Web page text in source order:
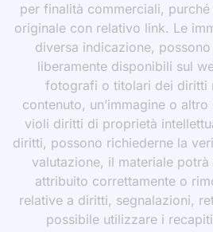
per finalità commerciali,
originale con relativo link. Le
diversa indicazione,
liberamente disponibili sul
fotografi o titolari dei diritti
contenuto, un’immagine o
violi diritti di proprietà
diritti, possono richiederne la
valutazione, il materiale
attribuito correttamente o
relative a diritti, segnalazioni,
possibile utilizzare i